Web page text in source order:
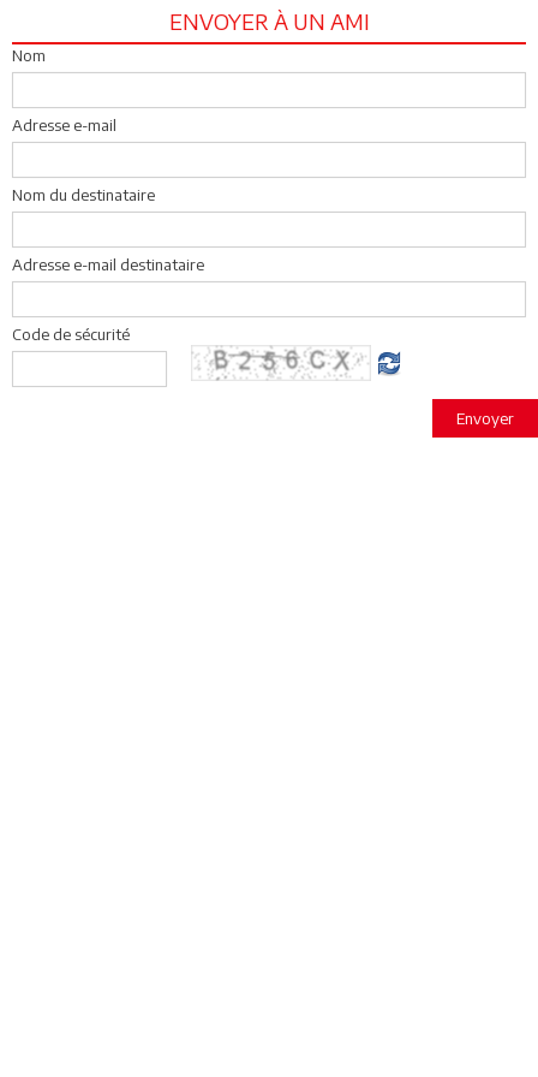
ENVOYER À UN AMI
Nom
Adresse e-mail
Nom du destinataire
Adresse e-mail destinataire
Code de sécurité
Envoyer